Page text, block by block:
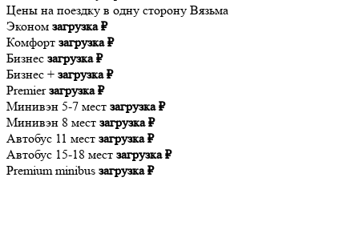
Цены на поездку в одну сторону Вязьма
Эконом загрузка ₽
Комфорт загрузка ₽
Бизнес загрузка ₽
Бизнес + загрузка ₽
Premier загрузка ₽
Минивэн 5-7 мест загрузка ₽
Минивэн 8 мест загрузка ₽
Автобус 11 мест загрузка ₽
Автобус 15-18 мест загрузка ₽
Premium minibus загрузка ₽